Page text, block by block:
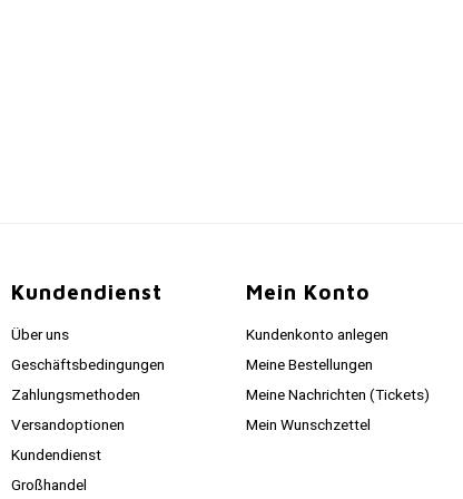
Kundendienst
Über uns
Geschäftsbedingungen
Zahlungsmethoden
Versandoptionen
Kundendienst
Großhandel
Mein Konto
Kundenkonto anlegen
Meine Bestellungen
Meine Nachrichten (Tickets)
Mein Wunschzettel